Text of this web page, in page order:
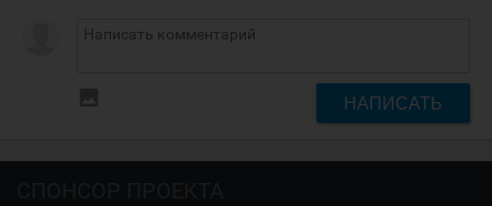
НАПИСАТЬ